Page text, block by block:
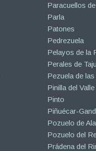
Paracuellos
Parla
Patones
Pedrezuela
Pelayos de la
Perales de
Pezuela de
Pinilla del Valle
Pinto
Piñuécar-
Pozuelo de
Pozuelo del
Prádena del